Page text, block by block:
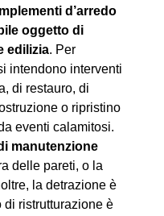
d’arredo
oggetto di
edilizia. Per
intendono interventi
di restauro, di
o ripristino
eventi calamitosi.
manutenzione
delle pareti, o la
la detrazione è
di ristrutturazione è